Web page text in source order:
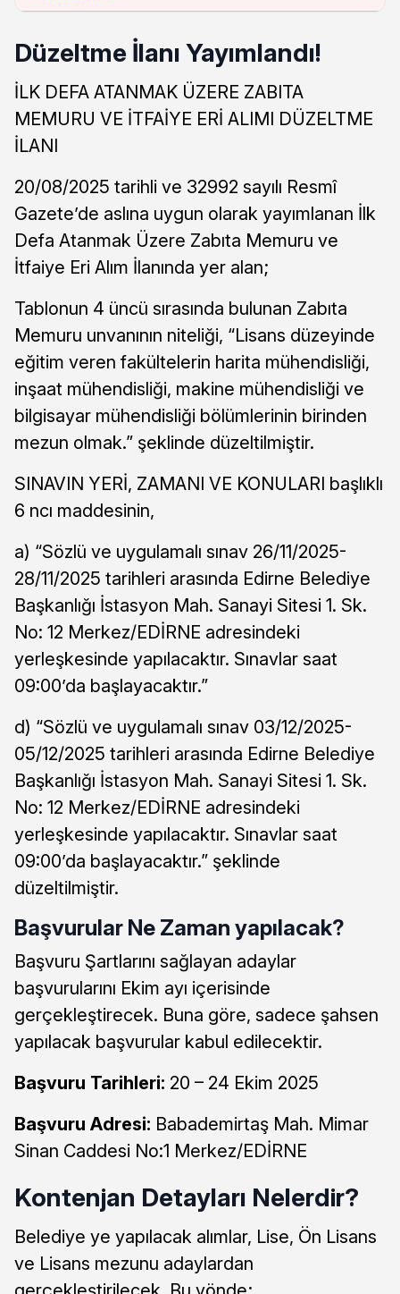
Düzeltme İlanı Yayımlandı!
İLK DEFA ATANMAK ÜZERE ZABITA
MEMURU VE İTFAİYE ERİ ALIMI DÜZELTME
İLANI
20/08/2025 tarihli ve 32992 sayılı Resmî
Gazete’de aslına uygun olarak yayımlanan İlk
Defa Atanmak Üzere Zabıta Memuru ve
İtfaiye Eri Alım İlanında yer alan;
Tablonun 4 üncü sırasında bulunan Zabıta
Memuru unvanının niteliği, “Lisans düzeyinde
eğitim veren fakültelerin harita mühendisliği,
inşaat mühendisliği, makine mühendisliği ve
bilgisayar mühendisliği bölümlerinin birinden
mezun olmak.” şeklinde düzeltilmiştir.
SINAVIN YERİ, ZAMANI VE KONULARI başlıklı
6 ncı maddesinin,
a) “Sözlü ve uygulamalı sınav 26/11/2025-
28/11/2025 tarihleri arasında Edirne Belediye
Başkanlığı İstasyon Mah. Sanayi Sitesi 1. Sk.
No: 12 Merkez/EDİRNE adresindeki
yerleşkesinde yapılacaktır. Sınavlar saat
09:00’da başlayacaktır.”
d) “Sözlü ve uygulamalı sınav 03/12/2025-
05/12/2025 tarihleri arasında Edirne Belediye
Başkanlığı İstasyon Mah. Sanayi Sitesi 1. Sk.
No: 12 Merkez/EDİRNE adresindeki
yerleşkesinde yapılacaktır. Sınavlar saat
09:00’da başlayacaktır.” şeklinde
düzeltilmiştir.
Başvurular Ne Zaman yapılacak?
Başvuru Şartlarını sağlayan adaylar
başvurularını Ekim ayı içerisinde
gerçekleştirecek. Buna göre, sadece şahsen
yapılacak başvurular kabul edilecektir.
Başvuru Tarihleri: 20 – 24 Ekim 2025
Başvuru Adresi: Babademirtaş Mah. Mimar
Sinan Caddesi No:1 Merkez/EDİRNE
Kontenjan Detayları Nelerdir?
Belediye ye yapılacak alımlar, Lise, Ön Lisans
ve Lisans mezunu adaylardan